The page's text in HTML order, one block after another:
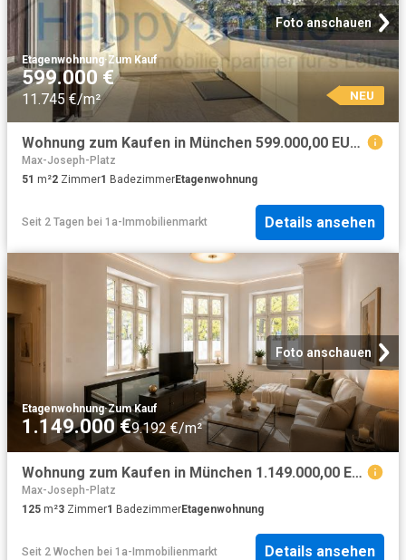
Foto anschauen
Etagenwohnung·Zum Kauf
599.000 €
11.745 €/m² NEU
Wohnung zum Kaufen in München 599.000,00 EUR 51 m²
Max-Joseph-Platz
51 m²2 Zimmer1 BadezimmerEtagenwohnung
Seit 2 Tagen bei 1a-Immobilienmarkt Details ansehen
Foto anschauen
Etagenwohnung·Zum Kauf
1.149.000 €9.192 €/m²
Wohnung zum Kaufen in München 1.149.000,00 EUR 125 m²
Max-Joseph-Platz
125 m²3 Zimmer1 BadezimmerEtagenwohnung
Seit 2 Wochen bei 1a-Immobilienmarkt Details ansehen